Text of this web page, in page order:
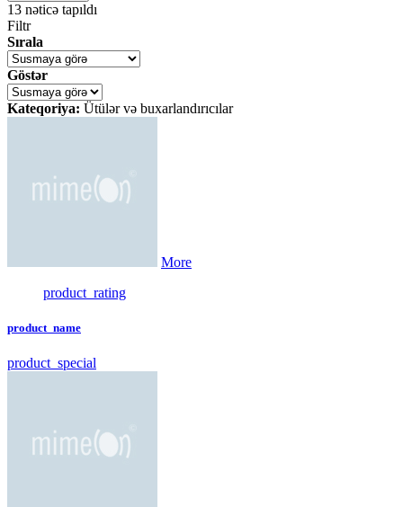
13 nəticə tapıldı
Filtr
Sırala
Göstər
Kateqoriya: Ütülər və buxarlandırıcılar
More
product_rating
product_name
product_special